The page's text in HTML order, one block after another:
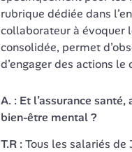
rubrique dédiée dans
collaborateur à évoquer
consolidée, permet
d’engager des actions le
A. : Et l’assurance
bien-être mental ?
T.R : Tous les salariés de